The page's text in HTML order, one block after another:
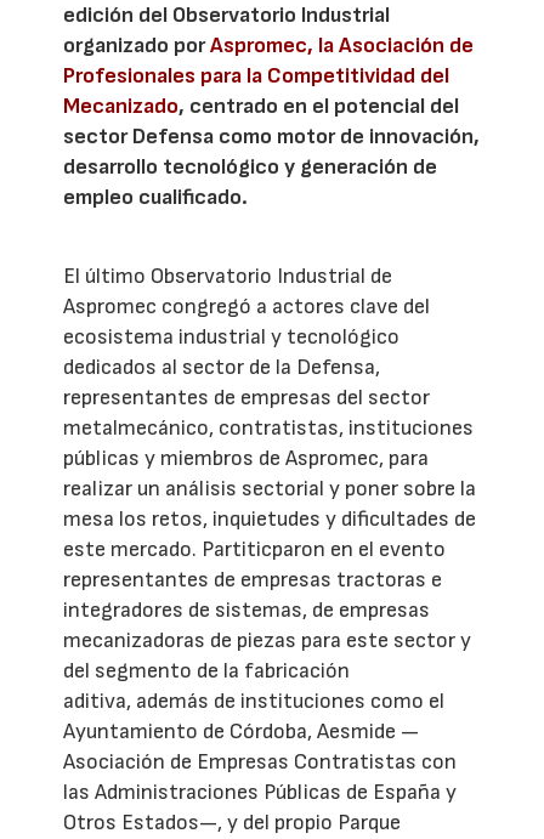
edición del Observatorio Industrial
organizado porAspromec, la Asociación de
Profesionales para la Competitividad del
Mecanizado, centrado en el potencial del
sector Defensa como motor de innovación,
desarrollo tecnológico y generación de
empleo cualificado.
El último Observatorio Industrial de
Aspromec congregó a actores clave del
ecosistema industrial y tecnológico
dedicados al sector de la Defensa,
representantes de empresas del sector
metalmecánico, contratistas, instituciones
públicas y miembros de Aspromec, para
realizar un análisis sectorial y poner sobre la
mesa los retos, inquietudes y dificultades de
este mercado. Partiticparon en el evento
representantes de empresas tractoras e
integradores de sistemas, de empresas
mecanizadoras de piezas para este sector y
del segmento de la fabricación
aditiva, además de instituciones como el
Ayuntamiento de Córdoba, Aesmide —
Asociación de Empresas Contratistas con
las Administraciones Públicas de España y
Otros Estados—, y del propio Parque